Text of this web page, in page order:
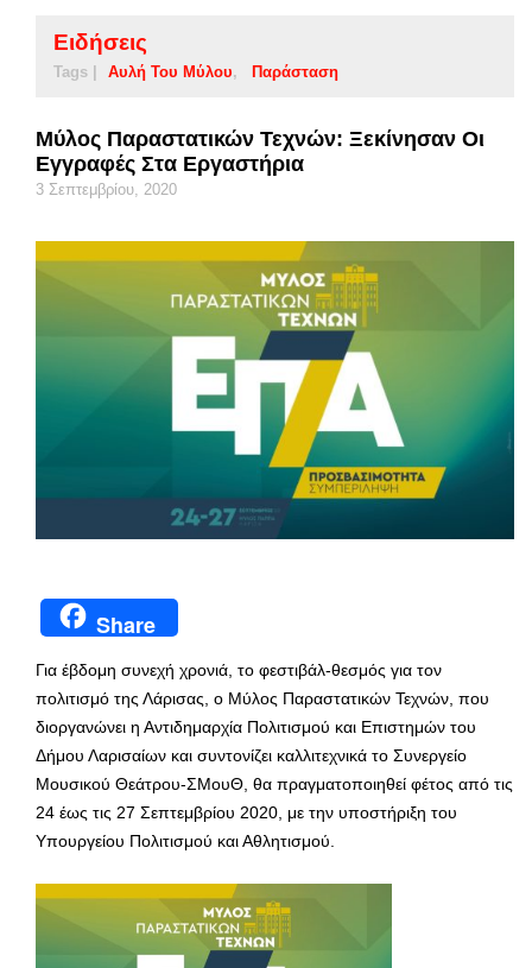
Ειδήσεις
Tags | Αυλή Του Μύλου Παράσταση
Μύλος Παραστατικών Τεχνών: Ξεκίνησαν Οι
Εγγραφές Στα Εργαστήρια
3 Σεπτεμβρίου, 2020
Share
Για έβδομη συνεχή χρονιά, το φεστιβάλ-θεσμός για τον
πολιτισμό της Λάρισας, ο Μύλος Παραστατικών Τεχνών, που
διοργανώνει η Αντιδημαρχία Πολιτισμού και Επιστημών του
Δήμου Λαρισαίων και συντονίζει καλλιτεχνικά το Συνεργείο
Μουσικού Θεάτρου-ΣΜουΘ, θα πραγματοποιηθεί φέτος από τις
24 έως τις 27 Σεπτεμβρίου 2020, με την υποστήριξη του
Υπουργείου Πολιτισμού και Αθλητισμού.